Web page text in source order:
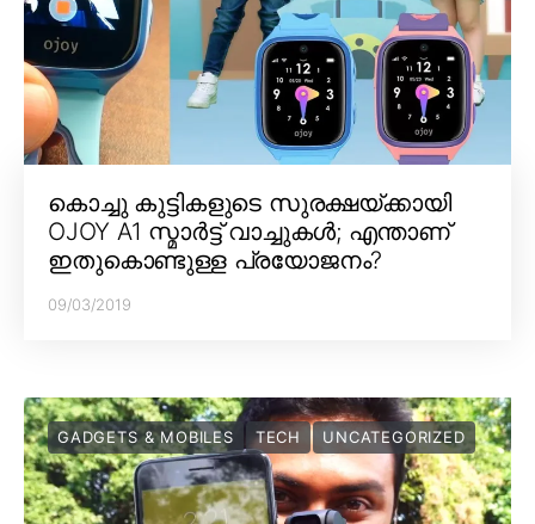
കൊച്ചു കുട്ടികളുടെ സുരക്ഷയ്ക്കായി
OJOY A1 സ്മാർട്ട് വാച്ചുകൾ; എന്താണ്
ഇതുകൊണ്ടുള്ള പ്രയോജനം?
09/03/2019
GADGETS & MOBILES TECH UNCATEGORIZED